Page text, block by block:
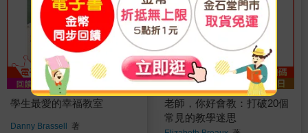
學生最愛的幸福教室
Danny Brassell 著
老師，你好會教：打破20個
常見的教學迷思